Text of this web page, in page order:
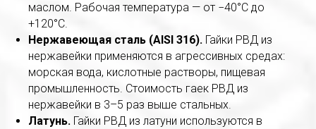
маслом. Рабочая температура — от −40°C до
+120°C.
Нержавеющая сталь (AISI 316). Гайки РВД из
нержавейки применяются в агрессивных средах:
морская вода, кислотные растворы, пищевая
промышленность. Стоимость гаек РВД из
нержавейки в 3–5 раз выше стальных.
Латунь. Гайки РВД из латуни используются в